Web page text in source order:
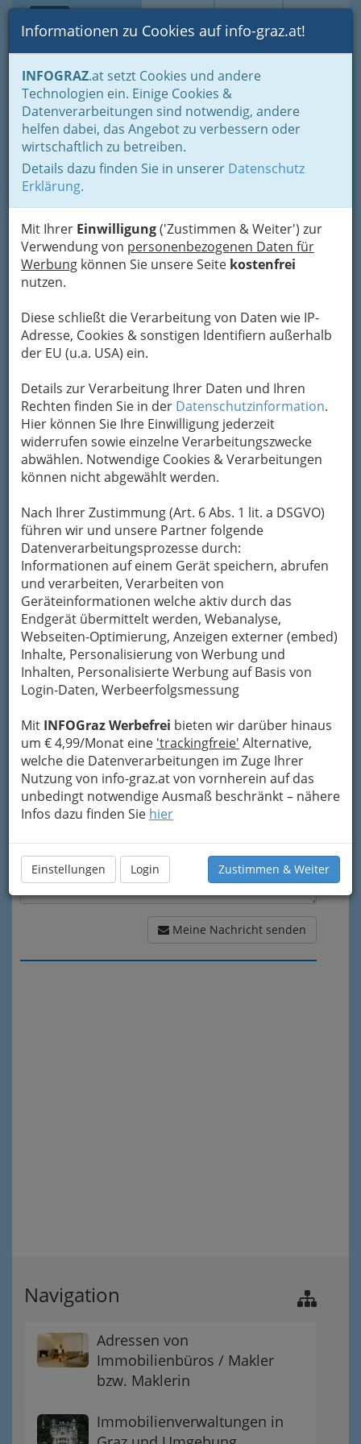
Suche Login Toggle
Informationen zu Cookies auf info-graz.at!
INFOGRAZ.at setzt Cookies und andere
Technologien ein. Einige Cookies &
Datenverarbeitungen sind notwendig, andere
helfen dabei, das Angebot zu verbessern oder
wirtschaftlich zu betreiben.
Details dazu finden Sie in unserer Datenschutz
Erklärung.
Mit Ihrer Einwilligung('Zustimmen & Weiter') zur
Verwendung von personenbezogenen Daten für
Werbung können Sie unsere Seite kostenfrei
nutzen.
Diese schließt die Verarbeitung von Daten wie IP-
Adresse, Cookies & sonstigen Identifiern außerhalb
der EU (u.a. USA) ein.
Details zur Verarbeitung Ihrer Daten und Ihren
Rechten finden Sie in der Datenschutzinformation.
Hier können Sie Ihre Einwilligung jederzeit
widerrufen sowie einzelne Verarbeitungszwecke
abwählen. Notwendige Cookies & Verarbeitungen
können nicht abgewählt werden.
Nach Ihrer Zustimmung (Art. 6 Abs. 1 lit. a DSGVO)
führen wir und unsere Partner folgende
Datenverarbeitungsprozesse durch:
Informationen auf einem Gerät speichern, abrufen
und verarbeiten, Verarbeiten von
Geräteinformationen welche aktiv durch das
Endgerät übermittelt werden, Webanalyse,
Webseiten-Optimierung, Anzeigen externer (embed)
Inhalte, Personalisierung von Werbung und
Inhalten, Personalisierte Werbung auf Basis von
Login-Daten, Werbeerfolgsmessung
Mit INFOGraz Werbefrei bieten wir darüber hinaus
um € 4,99/Monat eine 'trackingfreie' Alternative,
welche die Datenverarbeitungen im Zuge Ihrer
Nutzung von info-graz.at von vornherein auf das
unbedingt notwendige Ausmaß beschränkt – nähere
Infos dazu finden Sie hier
Einstellungen Login Zustimmen & Weiter
Home Branchen
Bauen - der Weg zum eigenen Haus
Immobilienbüros, Immobilienmakler, Immobilienverwalter und
Immobilientreuhänder
Rund um Immobilien
Banken, Kreditinstitute, Sparkassen in Graz und Graz Umgebung
KREDITcenter Walser KEG
Annenstraße 12, 8020 Graz
+43 316 724 646
Karte
Adresse mit Google Maps anschauen
Kontaktaufnahme
Um die Info-Graz Firmenvor Spam-Mails zu
bewahren, verwenden wir an dieser Stelle zur
Übermittlung Ihrer Nachricht ein sicheres
Formular. Ihre Nachricht wird nach dem
Unternehmen KREDITcenter Walser KEG
weitergeleitet.
Mein Name
Meine Email Adresse
Mein Betreff
Meine Nachricht
Meine Nachricht senden
Navigation
Adressen von
Immobilienbüros / Makler
bzw. Maklerin
Immobilienverwaltungen in